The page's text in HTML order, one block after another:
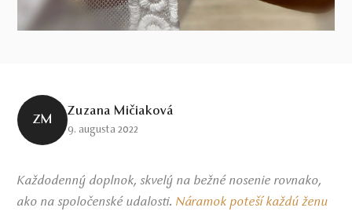
ZM
Zuzana Mičiaková
9. augusta 2022
Každodenný doplnok, skvelý na bežné nosenie rovnako,
ako na spoločenské udalosti.Náramok poteší každú ženu